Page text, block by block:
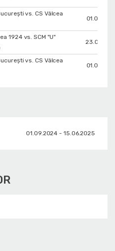
vs. CS Vâlcea
1924 vs. SCM "U"
vs. CS Vâlcea
01.09.2024 - 15.06.2025